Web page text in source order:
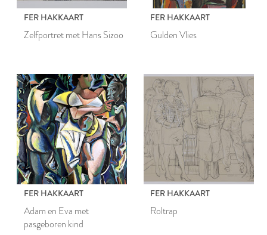
FER HAKKAART
Zelfportret met Hans Sizoo
FER HAKKAART
Gulden Vlies
FER HAKKAART
Adam en Eva met
pasgeboren kind
FER HAKKAART
Roltrap